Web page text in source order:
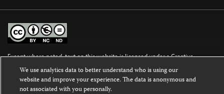
Except where noted, text on this website is licensed under aCreative
License.
Images and other media are not covered by the Creative Commons license.
We use analytics data to better understand who is using our
website and improve your experience. The data is anonymous and
not associated with you personally.